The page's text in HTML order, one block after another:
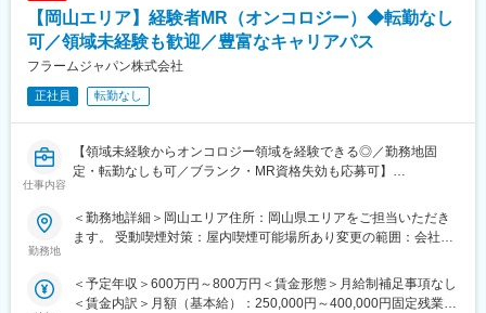
【岡山エリア】経験者MR（オンコロジー）◆転勤なし
可／領域未経験も歓迎／豊富なキャリアパス
フラームジャパン株式会社
正社員 転勤なし
仕事内容
【領域未経験からオンコロジー領域を経験できる◎／勤務地固
定・転勤なしも可／ブランク・MR資格失効も応募可】
【はじめに】
今回は、オンコロジー領域を担当いただくMRを募集します。MR
【業務内容】
■新薬投入時のプロモーション
勤務地
＜勤務地詳細＞岡山エリア住所：岡山県エリアをご担当いただき
ます。 受動喫煙対策：屋内喫煙可能場所あり変更の範囲：会社の
＜予定年収＞600万円～800万円＜賃金形態＞月給制補足事項なし
＜賃金内訳＞月額（基本給）：250,000円～400,000円固定残業手